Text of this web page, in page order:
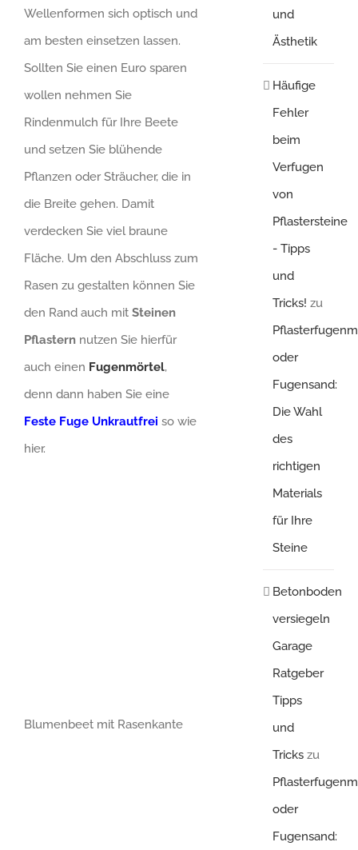
Wellenformen sich optisch und
am besten einsetzen lassen.
Sollten Sie einen Euro sparen
wollen nehmen Sie
Rindenmulch für Ihre Beete
und setzen Sie blühende
Pflanzen oder Sträucher, die in
die Breite gehen. Damit
verdecken Sie viel braune
Fläche. Um den Abschluss zum
Rasen zu gestalten können Sie
den Rand auch mit Steinen
Pflastern nutzen Sie hierfür
auch einen Fugenmörtel,
denn dann haben Sie eine
Feste Fuge Unkrautfrei so wie
hier.
Blumenbeet mit Rasenkante
und
Ästhetik
Häufige
Fehler
beim
Verfugen
von
Pflastersteine
- Tipps
und
Tricks! zu
oder
Fugensand:
Die Wahl
des
richtigen
Materials
für Ihre
Steine
Betonboden
versiegeln
Garage
Ratgeber
Tipps
und
Trickszu
oder
Fugensand: